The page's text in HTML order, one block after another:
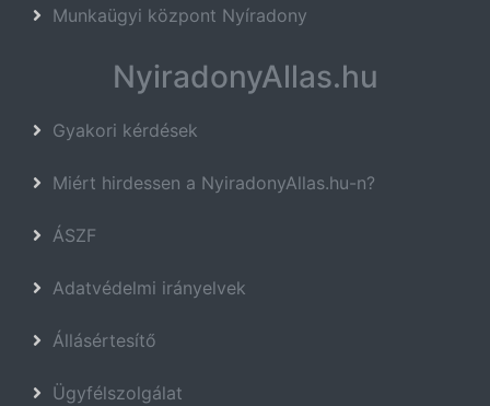
Munkaügyi központ Nyíradony
NyiradonyAllas.hu
Gyakori kérdések
Miért hirdessen a NyiradonyAllas.hu-n?
ÁSZF
Adatvédelmi irányelvek
Állásértesítő
Ügyfélszolgálat